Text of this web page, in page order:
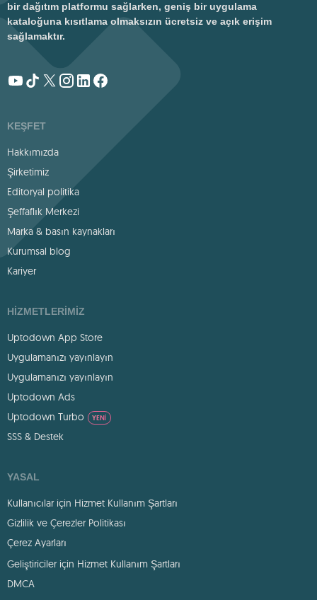
bir dağıtım platformu sağlarken, geniş bir uygulama
kataloğuna kısıtlama olmaksızın ücretsiz ve açık erişim
sağlamaktır.
KEŞFET
Hakkımızda
Şirketimiz
Editoryal politika
Şeffaflık Merkezi
Marka & basın kaynakları
Kurumsal blog
Kariyer
HIZMETLERIMIZ
Uptodown App Store
Uygulamanızı yayınlayın
Uygulamanızı yayınlayın
Uptodown Ads
Uptodown Turbo
YENI
SSS & Destek
YASAL
Kullanıcılar için Hizmet Kullanım Şartları
Gizlilik ve Çerezler Politikası
Çerez Ayarları
Geliştiriciler için Hizmet Kullanım Şartları
DMCA